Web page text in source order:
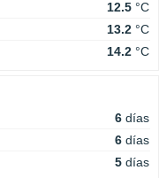
12.5 °C
13.2 °C
14.2 °C
6 días
6 días
5 días